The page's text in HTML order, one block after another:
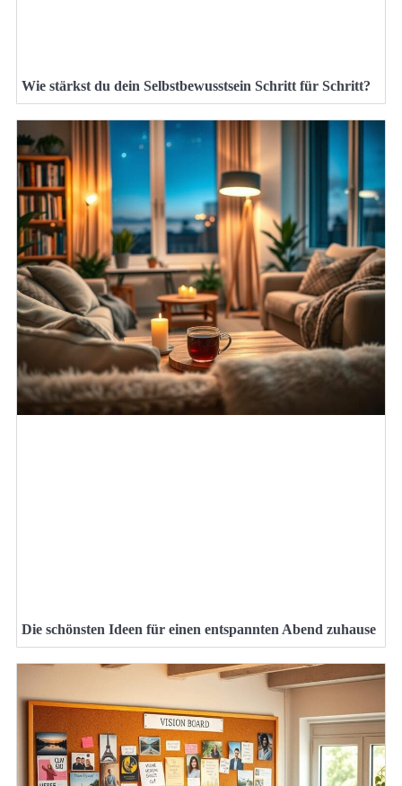
Wie stärkst du dein Selbstbewusstsein Schritt für Schritt?
Die schönsten Ideen für einen entspannten Abend zuhause